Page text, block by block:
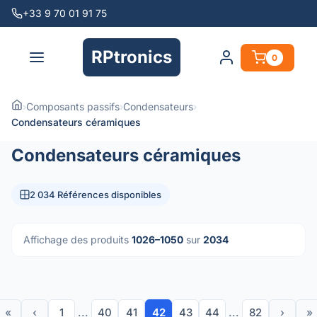
+33 9 70 01 91 75
RPtronics 0
›Composants passifs›Condensateurs›
Condensateurs céramiques
Condensateurs céramiques
2 034 Références disponibles
Affichage des produits 1026–1050 sur 2034
« ‹ 1 ... 40 41 42 43 44 ... 82 › »